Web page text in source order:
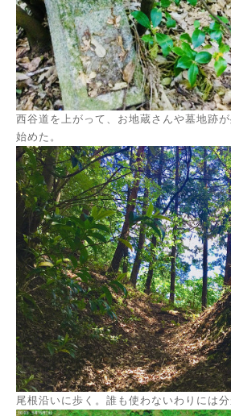
西谷道を上がって、お地蔵さんや墓地跡
始めた。
尾根沿いに歩く。誰も使わないわりには分